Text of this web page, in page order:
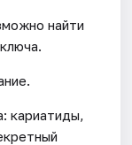
найти
кариатиды,